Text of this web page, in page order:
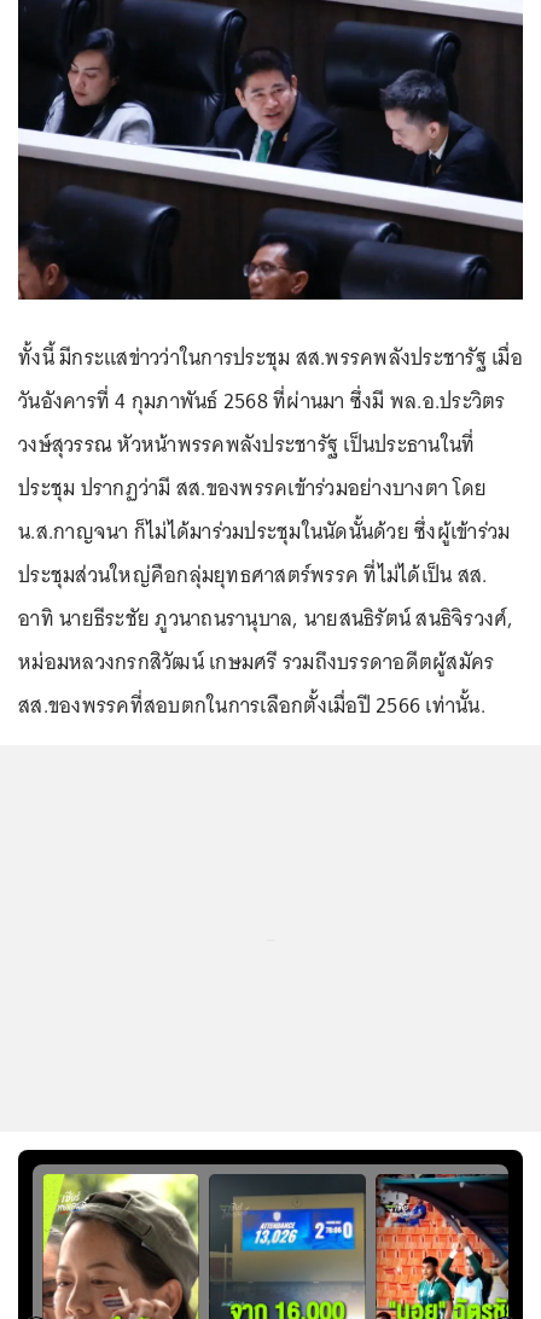
ทั้งนี้ มีกระแสข่าวว่าในการประชุม สส.พรรคพลังประชารัฐ เมื่อ
วันอังคารที่ 4 กุมภาพันธ์ 2568 ที่ผ่านมา ซึ่งมี พล.อ.ประวิตร
วงษ์สุวรรณ หัวหน้าพรรคพลังประชารัฐ เป็นประธานในที่
ประชุม ปรากฏว่ามี สส.ของพรรคเข้าร่วมอย่างบางตา โดย
น.ส.กาญจนา ก็ไม่ได้มาร่วมประชุมในนัดนั้นด้วย ซึ่งผู้เข้าร่วม
ประชุมส่วนใหญ่คือกลุ่มยุทธศาสตร์พรรค ที่ไม่ได้เป็น สส.
อาทิ นายธีระชัย ภูวนาถนรานุบาล, นายสนธิรัตน์ สนธิจิรวงศ์,
หม่อมหลวงกรกสิวัฒน์ เกษมศรี รวมถึงบรรดาอดีตผู้สมัคร
สส.ของพรรคที่สอบตกในการเลือกตั้งเมื่อปี 2566 เท่านั้น.